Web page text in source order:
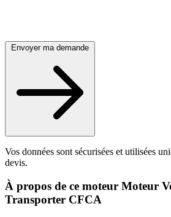
Envoyer ma demande
Vos données sont sécurisées et utilisées
devis.
À propos de ce moteur Moteur
Transporter CFCA